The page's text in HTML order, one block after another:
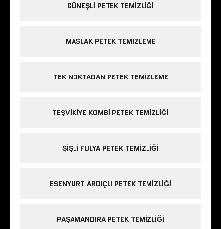
GÜNEŞLI PETEK TEMIZLIĞI
MASLAK PETEK TEMIZLEME
TEK NOKTADAN PETEK TEMIZLEME
TEŞVIKIYE KOMBI PETEK TEMIZLIĞI
ŞIŞLI FULYA PETEK TEMIZLIĞI
ESENYURT ARDIÇLI PETEK TEMIZLIĞI
PAŞAMANDIRA PETEK TEMIZLIĞI